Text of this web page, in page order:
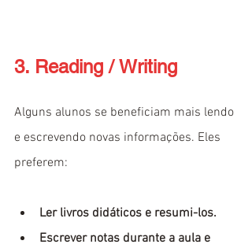
3. Reading / Writing
Alguns alunos se beneficiam mais lendo
e escrevendo novas informações. Eles
preferem:
Ler livros didáticos e resumi-los.
Escrever notas durante a aula e